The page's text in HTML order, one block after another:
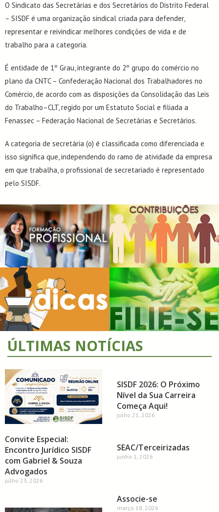
O Sindicato das Secretárias e dos Secretários do Distrito Federal
– SISDF é uma organização sindical criada para defender,
representar e reivindicar melhores condições de vida e de
trabalho para a categoria.
É entidade de 1º Grau, integrante do 2º grupo do comércio no
plano da CNTC – Confederação Nacional dos Trabalhadores no
Comércio, de acordo com as disposições da Consolidação das Leis
do Trabalho–CLT, regido por um Estatuto Social e filiada a
Fenassec – Federação Nacional de Secretárias e Secretários.
A categoria de secretária (o) é classificada como diferenciada e
isso significa que, independendo do ramo de atividade da empresa
em que trabalha, o profissional de secretariado é representado
pelo SISDF.
ÚLTIMAS NOTÍCIAS
Convite Especial:
Encontro Jurídico SISDF
com Gabriel & Souza
Advogados
julho 23, 2026
SISDF 2026: O Próximo
Nível da Sua Carreira
Começa Aqui!
julho 21, 2026
SEAC/Terceirizadas
junho 1, 2026
Associe-se
março 18, 2026